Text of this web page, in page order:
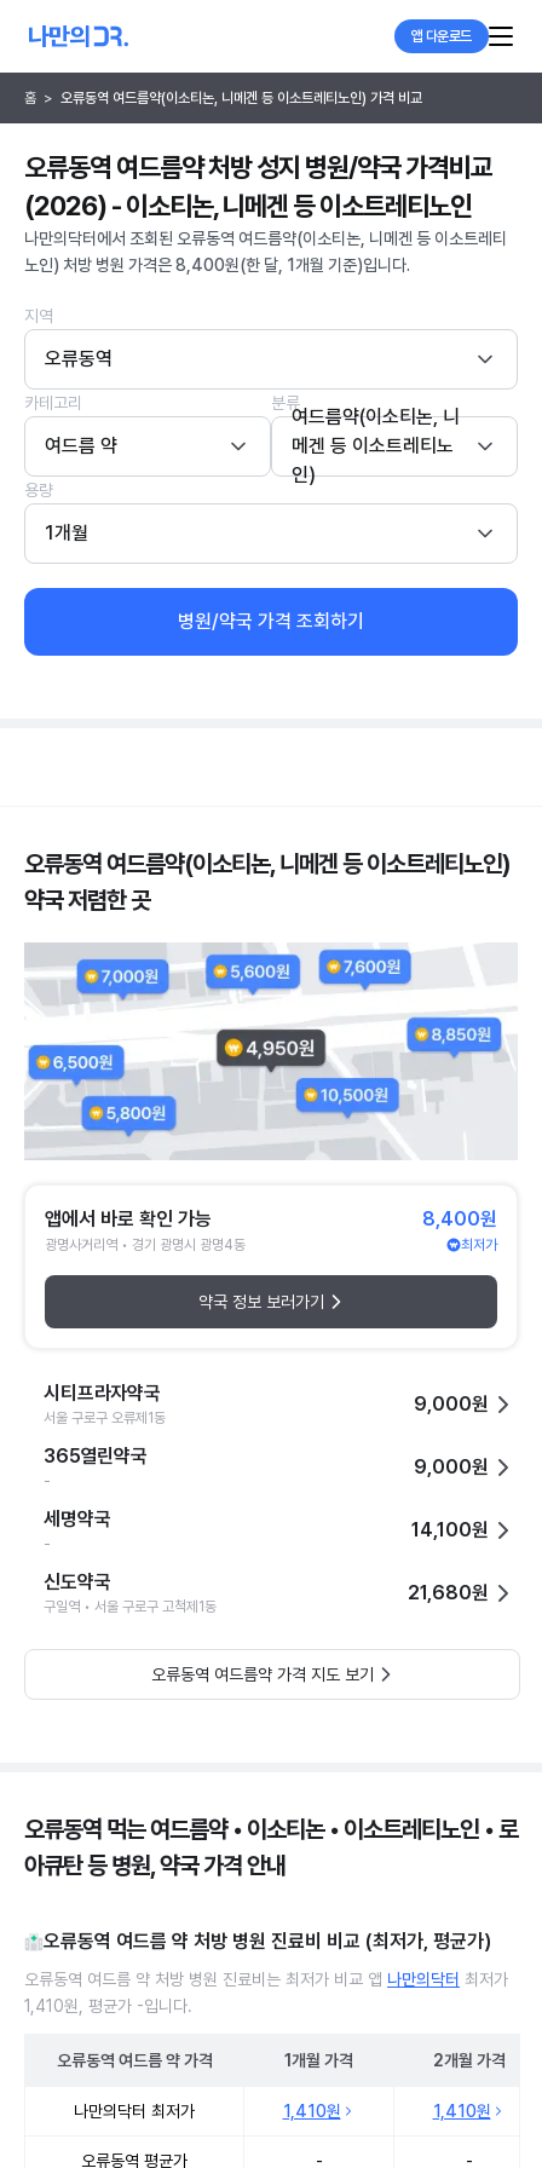
앱 다운로드
홈 > 오류동역 여드름약(이소티논, 니메겐 등 이소트레티노인) 가격 비교
오류동역 여드름약 처방 성지 병원/약국 가격비교
(2026) - 이소티논, 니메겐 등 이소트레티노인
나만의닥터에서 조회된 오류동역 여드름약(이소티논, 니메겐 등 이소트레티
노인) 처방 병원 가격은 8,400원(한 달, 1개월 기준)입니다.
지역
오류동역
카테고리
여드름 약
분류
여드름약(이소티논, 니
메겐 등 이소트레티노
인)
용량
1개월
병원/약국 가격 조회하기
오류동역 여드름약(이소티논, 니메겐 등 이소트레티노인)
약국 저렴한 곳
앱에서 바로 확인 가능
광명사거리역 • 경기 광명시 광명4동
8,400원
최저가
약국 정보 보러가기
시티프라자약국
서울 구로구 오류제1동
9,000원
365열린약국
-
9,000원
세명약국
-
14,100원
신도약국
구일역 • 서울 구로구 고척제1동
21,680원
오류동역 여드름약 가격 지도 보기
오류동역 먹는 여드름약 • 이소티논 • 이소트레티노인 • 로
아큐탄 등 병원, 약국 가격 안내
오류동역 여드름 약 처방 병원 진료비 비교 (최저가, 평균가)
오류동역 여드름 약 처방 병원 진료비는 최저가 비교 앱 나만의닥터 최저가
1,410원, 평균가 -입니다.
오류동역 여드름 약가격 1개월 가격 2개월 가격
나만의닥터 최저가 1,410원 1,410원
오류동역 평균가 - -